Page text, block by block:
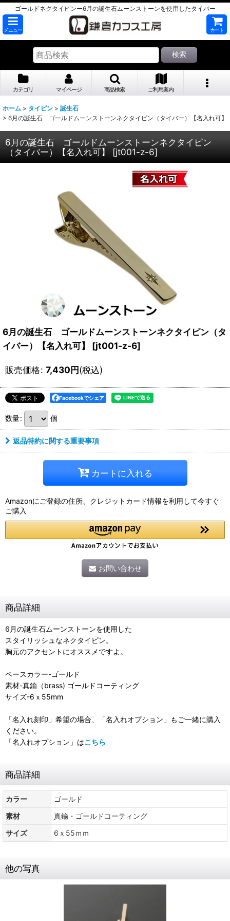
ゴールドネクタイピンー6月の誕生石ムーンストーンを使用したタイバー
メニュー カート
検索
カテゴリ マイページ 商品検索 ご利用案内
ホーム > タイピン > 誕生石
> 6月の誕生石 ゴールドムーンストーンネクタイピン（タイバー）【名入れ可】
6月の誕生石 ゴールドムーンストーンネクタイピン
（タイバー）【名入れ可】
[jt001-z-6]
6月の誕生石 ゴールドムーンストーンネクタイピン（タ
イバー）【名入れ可】
[jt001-z-6]
販売価格: 7,430円(税込)
Facebookでシェア
数量: 個
返品特約に関する重要事項
カートに入れる
Amazonにご登録の住所、クレジットカード情報を利用して今すぐ
ご購入
お問い合わせ
商品詳細
6月の誕生石ムーンストーンを使用した
スタイリッシュなネクタイピン。
胸元のアクセントにオススメですよ。
ベースカラー-ゴールド
素材-真鍮（brass) ゴールドコーティング
サイズ-6ｘ55mm
「名入れ刻印」希望の場合、「名入れオプション」もご一緒に購入
ください。
「名入れオプション」はこちら
商品詳細
カラー
ゴールド
素材
真鍮・ゴールドコーティング
サイズ
6ｘ55ｍｍ
他の写真